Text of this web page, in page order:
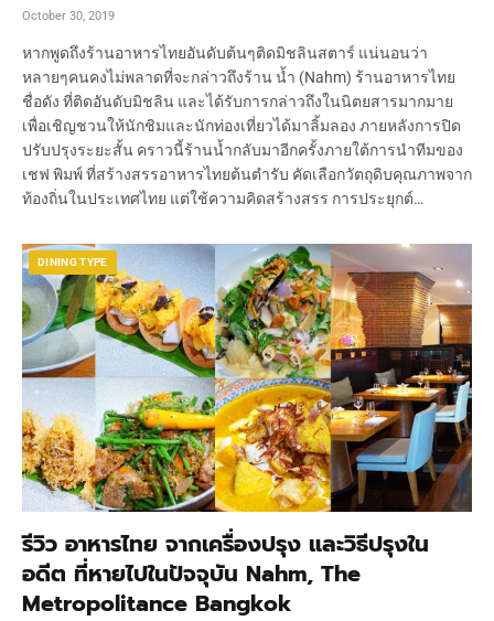
October 30, 2019
หากพูดถึงร้านอาหารไทยอันดับต้นๆติดมิชลินสตาร์ แน่นอนว่า
หลายๆคนคงไม่พลาดที่จะกล่าวถึงร้าน น้ำ (Nahm) ร้านอาหารไทย
ชื่อดัง ที่ติดอันดับมิชลิน และได้รับการกล่าวถึงในนิตยสารมากมาย
เพื่อเชิญชวนให้นักชิมและนักท่องเที่ยวได้มาลิ้มลอง ภายหลังการปิด
ปรับปรุงระยะสั้น คราวนี้ร้านน้ำกลับมาอีกครั้งภายใต้การนำทีมของ
เชฟ พิมพ์ ที่สร้างสรรอาหารไทยต้นตำรับ คัดเลือกวัตถุดิบคุณภาพจาก
ท้องถิ่นในประเทศไทย แต่ใช้ความคิดสร้างสรร การประยุกต์…
DINING TYPE
รีวิว อาหารไทย จากเครื่องปรุง และวิธีปรุงใน
อดีต ที่หายไปในปัจจุบัน Nahm, The
Metropolitance Bangkok